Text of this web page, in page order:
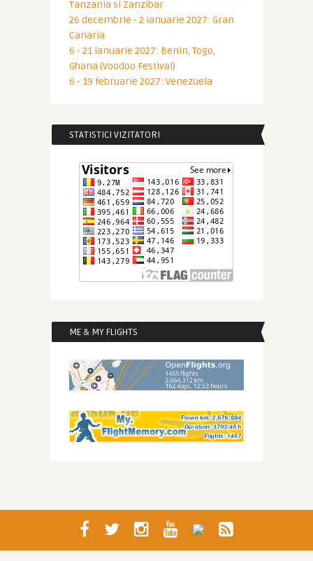
Tanzania si Zanzibar
26 decembrie - 2 ianuarie 2027: Gran
Canaria
6 - 21 ianuarie 2027: Benin, Togo,
Ghana (Voodoo Festival)
6 - 19 februarie 2027: Venezuela
STATISTICI VIZITATORI
ME & MY FLIGHTS